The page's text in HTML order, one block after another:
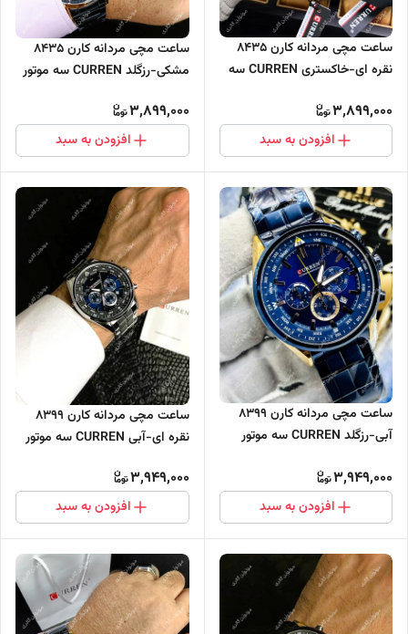
ساعت مچی مردانه کارن 8435
نقره ای-خاکستری CURREN سه
3,899,000
افزودن به سبد
ساعت مچی مردانه کارن 8435
مشکی-رزگلد CURREN سه موتور
3,899,000
افزودن به سبد
ساعت مچی مردانه کارن 8399
آبی-رزگلد CURREN سه موتور
3,949,000
افزودن به سبد
ساعت مچی مردانه کارن 8399
نقره ای-آبی CURREN سه موتور
3,949,000
افزودن به سبد